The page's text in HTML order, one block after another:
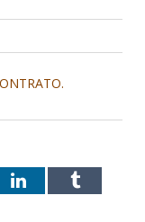
LinkedInTumblr